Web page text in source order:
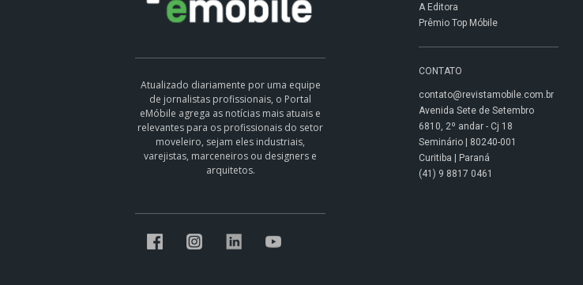
Atualizado diariamente por uma equipe
de jornalistas profissionais, o Portal
eMóbile agrega as notícias mais atuais e
relevantes para os profissionais do setor
moveleiro, sejam eles industriais,
varejistas, marceneiros ou designers e
arquitetos.
A Editora
Prêmio Top Móbile
CONTATO
contato@revistamobile.com.br
Avenida Sete de Setembro
6810, 2º andar - Cj 18
Seminário | 80240-001
Curitiba | Paraná
(41) 9 8817 0461